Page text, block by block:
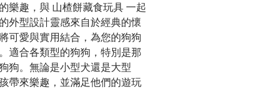
樂趣，與 山楂餅藏食玩具 一起
外型設計靈感來自於經典的懷
愛與實用結合，為您的狗狗
適合各類型的狗狗，特別是那
狗。無論是小型犬還是大型
帶來樂趣，並滿足他們的遊玩